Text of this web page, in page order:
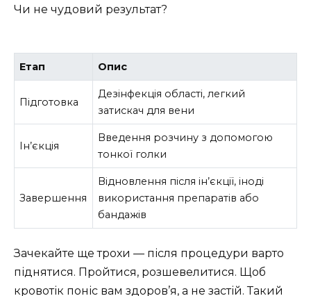
Чи не чудовий результат?
Етап Опис
Підготовка
Дезінфекція області, легкий
затискач для вени
Ін’єкція
Введення розчину з допомогою
тонкої голки
Завершення
Відновлення після ін’єкції, іноді
використання препаратів або
бандажів
Зачекайте ще трохи — після процедури варто
піднятися. Пройтися, розшевелитися. Щоб
кровотік поніс вам здоров’я, а не застій. Такий